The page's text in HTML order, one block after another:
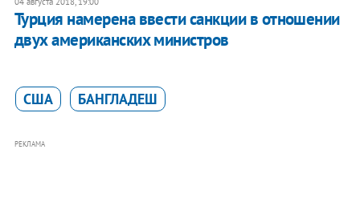
Турция намерена ввести санкции в отношении
двух американских министров
США БАНГЛАДЕШ
РЕКЛАМА